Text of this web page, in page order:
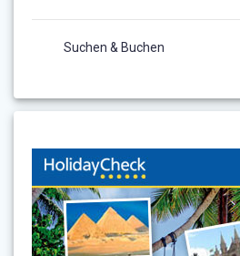
Suchen & Buchen